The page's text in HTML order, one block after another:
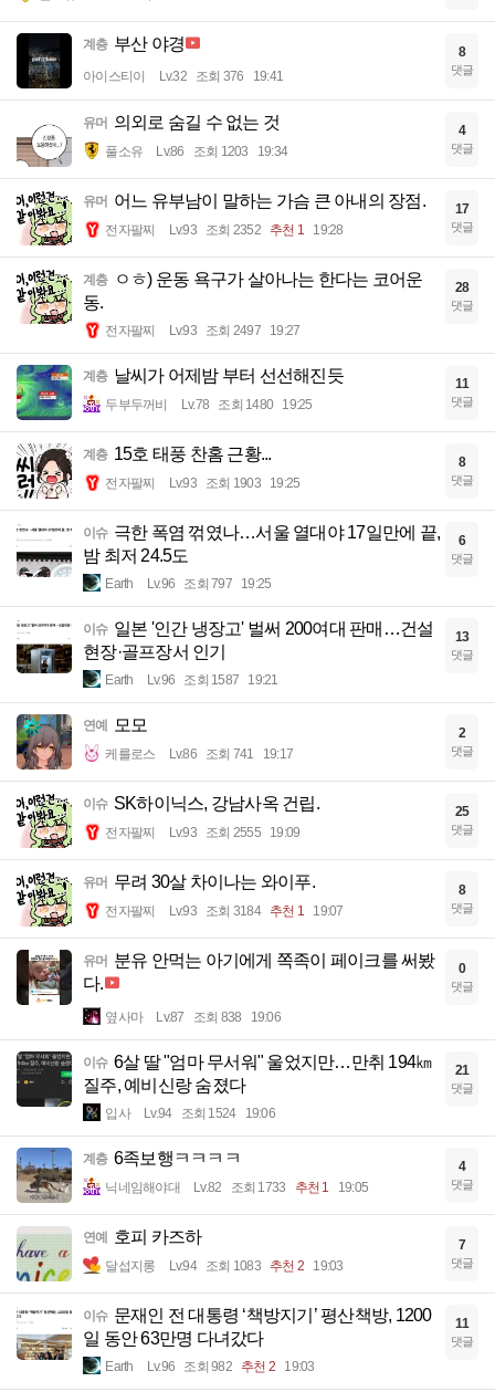
계층 부산 야경
아이스티이 Lv.32 조회 376 19:41
8
댓글
유머 의외로 숨길 수 없는 것
풀소유 Lv.86 조회 1203 19:34
4
댓글
유머 어느 유부남이 말하는 가슴 큰 아내의 장점.
전자팔찌 Lv.93 조회 2352 추천 1 19:28
17
댓글
계층
ㅇㅎ) 운동 욕구가 살아나는 한다는 코어운
동.
전자팔찌 Lv.93 조회 2497 19:27
28
댓글
계층 날씨가 어제밤 부터 선선해진듯
두부두꺼비 Lv.78 조회 1480 19:25
11
댓글
계층 15호 태풍 찬홈 근황...
전자팔찌 Lv.93 조회 1903 19:25
8
댓글
이슈 극한 폭염 꺾였나…서울 열대야 17일만에 끝,
밤 최저 24.5도
Earth Lv.96 조회 797 19:25
6
댓글
이슈 일본 '인간 냉장고' 벌써 200여대 판매…건설
현장·골프장서 인기
Earth Lv.96 조회 1587 19:21
13
댓글
연예 모모
케를로스 Lv.86 조회 741 19:17
2
댓글
이슈 SK하이닉스, 강남사옥 건립.
전자팔찌 Lv.93 조회 2555 19:09
25
댓글
유머 무려 30살 차이나는 와이푸.
전자팔찌 Lv.93 조회 3184 추천 1 19:07
8
댓글
유머 분유 안먹는 아기에게 쪽족이 페이크를 써봤
다.
옆사마 Lv.87 조회 838 19:06
0
댓글
이슈 6살 딸 "엄마 무서워" 울었지만…만취 194㎞
질주, 예비신랑 숨졌다
입사 Lv.94 조회 1524 19:06
21
댓글
계층 6족보행ㅋㅋㅋㅋ
닉네임해야대 Lv.82 조회 1733 추천 1 19:05
4
댓글
연예 호피 카즈하
달섭지롱 Lv.94 조회 1083 추천 2 19:03
7
댓글
이슈 문재인 전 대통령 ‘책방지기’ 평산책방, 1200
일 동안 63만명 다녀갔다
Earth Lv.96 조회 982 추천 2 19:03
11
댓글